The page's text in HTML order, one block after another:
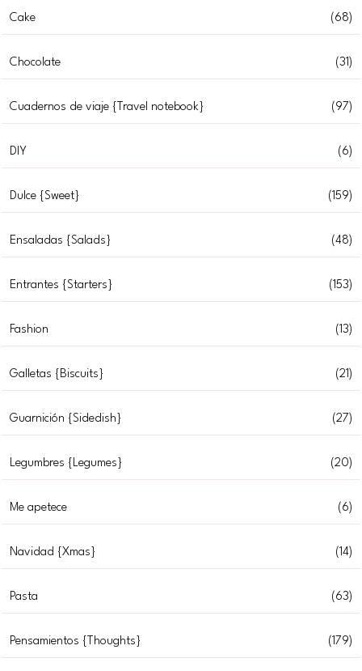
Cake (68)
Chocolate (31)
Cuadernos de viaje {Travel notebook} (97)
DIY (6)
Dulce {Sweet} (159)
Ensaladas {Salads} (48)
Entrantes {Starters} (153)
Fashion (13)
Galletas {Biscuits} (21)
Guarnición {Sidedish} (27)
Legumbres {Legumes} (20)
Me apetece (6)
Navidad {Xmas} (14)
Pasta (63)
Pensamientos {Thoughts} (179)